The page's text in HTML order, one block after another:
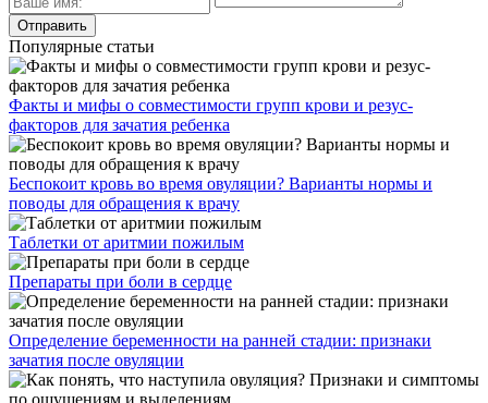
Популярные статьи
Факты и мифы о совместимости групп крови и резус-
факторов для зачатия ребенка
Беспокоит кровь во время овуляции? Варианты нормы и
поводы для обращения к врачу
Таблетки от аритмии пожилым
Препараты при боли в сердце
Определение беременности на ранней стадии: признаки
зачатия после овуляции